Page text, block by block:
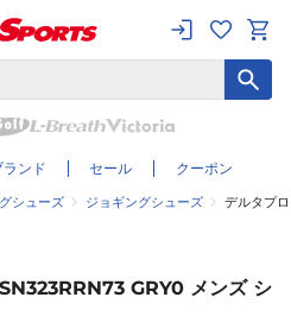
ランド セール クーポン
シューズ ジョギングシューズ デルタプ
GRY0 メンズ シ